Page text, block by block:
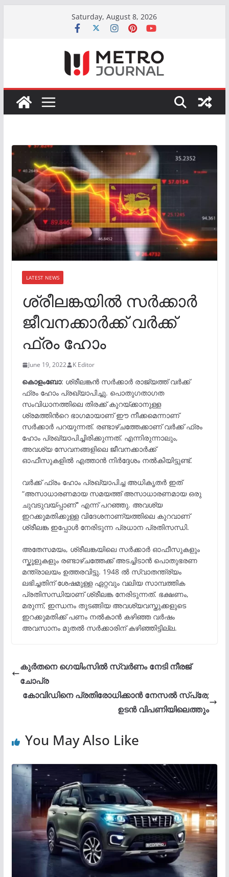
Saturday, August 8, 2026
LATEST NEWS
ശ്രീലങ്കയില്‍ സര്‍ക്കാര്‍
ജീവനക്കാര്‍ക്ക് വര്‍ക്ക്
ഫ്രം ഹോം
June 19, 2022 K Editor
കൊളംബോ: ശ്രീലങ്കൻ സർക്കാർ രാജ്യത്ത് വർക്ക്
ഫ്രം ഹോം പ്രഖ്യാപിച്ചു. പൊതുഗതാഗത
സംവിധാനത്തിലെ തിരക്ക് കുറയ്ക്കാനുള്ള
ശ്രമത്തിൻറെ ഭാഗമായാണ് ഈ നീക്കമെന്നാണ്
സർക്കാർ പറയുന്നത്. രണ്ടാഴ്ചത്തേക്കാണ് വർക്ക് ഫ്രം
ഹോം പ്രഖ്യാപിച്ചിരിക്കുന്നത്. എന്നിരുന്നാലും,
അവശ്യ സേവനങ്ങളിലെ ജീവനക്കാർക്ക്
ഓഫീസുകളിൽ എത്താൻ നിർദ്ദേശം നൽകിയിട്ടുണ്ട്.
വർക്ക് ഫ്രം ഹോം പ്രഖ്യാപിച്ച അധികൃതർ ഇത്
“അസാധാരണമായ സമയത്ത് അസാധാരണമായ ഒരു
ചുവടുവയ്പ്പാണ്” എന്ന് പറഞ്ഞു. അവശ്യ
ഇറക്കുമതിക്കുള്ള വിദേശനാണ്യത്തിലെ കുറവാണ്
ശ്രീലങ്ക ഇപ്പോൾ നേരിടുന്ന പ്രധാന പ്രതിസന്ധി.
അതേസമയം, ശ്രീലങ്കയിലെ സർക്കാർ ഓഫീസുകളും
സ്കൂളുകളും രണ്ടാഴ്ചത്തേക്ക് അടച്ചിടാൻ പൊതുഭരണ
മന്ത്രാലയം ഉത്തരവിട്ടു. 1948 ൽ സ്വാതന്ത്ര്യം
ലഭിച്ചതിന് ശേഷമുള്ള ഏറ്റവും വലിയ സാമ്പത്തിക
പ്രതിസന്ധിയാണ് ശ്രീലങ്ക നേരിടുന്നത്. ഭക്ഷണം,
മരുന്ന്, ഇന്ധനം തുടങ്ങിയ അവശ്യവസ്തുക്കളുടെ
ഇറക്കുമതിക്ക് പണം നൽകാൻ കഴിഞ്ഞ വർഷം
അവസാനം മുതൽ സർക്കാരിന് കഴിഞ്ഞിട്ടില്ല.
കുര്‍തനെ ഗെയിംസില്‍ സ്വര്‍ണം നേടി നീരജ്
ചോപ്ര
കോവിഡിനെ പ്രതിരോധിക്കാൻ നേസൽ സ്പ്രേ;
ഉടൻ വിപണിയിലെത്തും
You May Also Like